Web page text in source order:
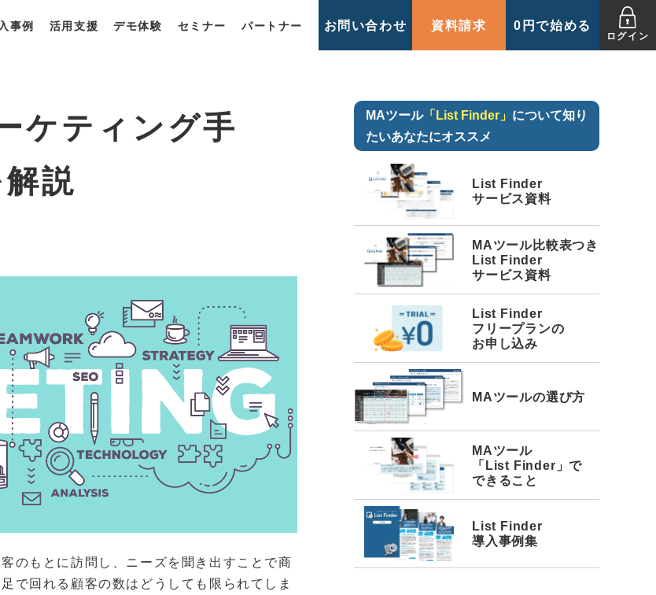
事例 活用支援 デモ体験 セミナー パートナー お問い合わせ 資料請求 0円で始める
ログイン
ケティング手
説
のもとに訪問し、ニーズを聞き出すことで商
で回れる顧客の数はどうしても限られてしま
MAツール「List Finder」 について知り
たいあなたにオススメ
List Finder
サービス資料
MAツール比較表つき
List Finder
サービス資料
List Finder
フリープランの
お申し込み
MAツールの選び方
MAツール
「List Finder」で
できること
List Finder
導入事例集